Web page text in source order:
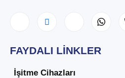
FAYDALI LINKLER
İşitme Cihazları